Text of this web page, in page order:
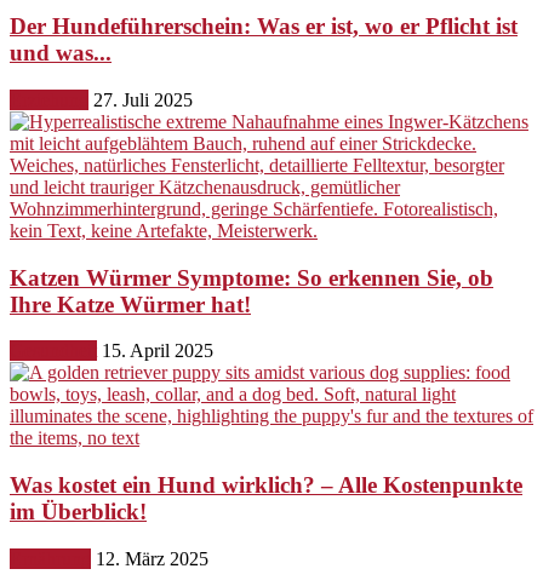
Der Hundeführerschein: Was er ist, wo er Pflicht ist
und was...
27. Juli 2025
Katzen Würmer Symptome: So erkennen Sie, ob
Ihre Katze Würmer hat!
15. April 2025
Was kostet ein Hund wirklich? – Alle Kostenpunkte
im Überblick!
12. März 2025